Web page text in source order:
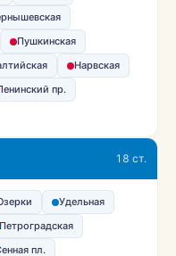
Пушкинская
Нарвская
пр.
18 ст.
Удельная
Петроградская
пл.